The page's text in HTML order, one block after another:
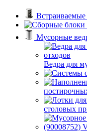
Встраиваемые
Мусорные
Ведра для
столовых